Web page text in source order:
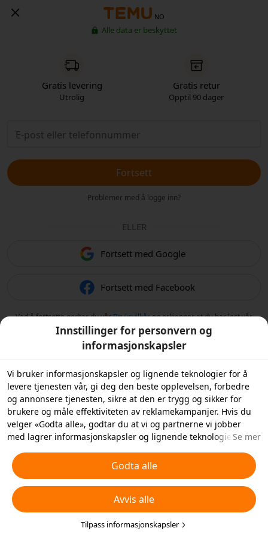
NO
Alle data er beskyttet
Gratis levering
Utrolig
Gratis retur
Opptil 90 dager
Fortsett
Problemer med å logge inn?
ELLER
Fortsett med Google
Fortsett med Facebook
Ved å fortsette godtar du vårBruksvilkårog erkjenner at du har lest vår
Retningslinjer for personvern.
Innstillinger for personvern og
informasjonskapsler
Vi bruker informasjonskapsler og lignende teknologier for å
levere tjenesten vår, gi deg den beste opplevelsen, forbedre
og annonsere tjenesten, sikre at den er trygg og sikker for
brukere og måle effektiviteten av reklamekampanjer. Hvis du
velger «Godta alle», godtar du at vi og partnerne vi jobber
med lagrer informasjonskapsler og lignende teknologier på
informasjonskapsler som ikke er helt nødvendige, eller velge
hvilke typer informasjonskapsler du ønsker å godta eller
deaktivere ved å klikke på «Tilpass informasjonskapsler»
nedenfor eller når som helst under dine
personverninnstillinger. For mer informasjon, se våre
informasjonskapsler og lignende teknologier
Se mer
Godta alle
Avvis alle
Tilpass informasjonskapsler